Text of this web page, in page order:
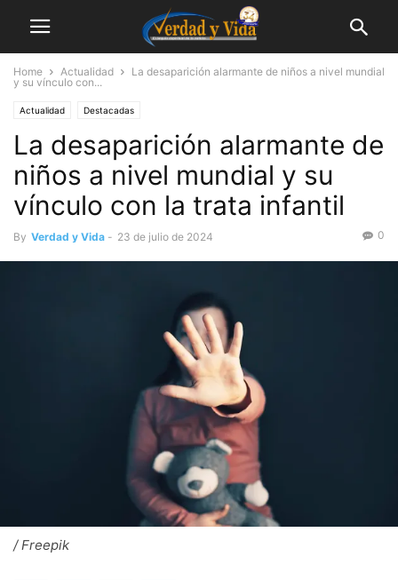
Home Actualidad
La desaparición alarmante de niños a nivel mundial
y su vínculo con...
Actualidad Destacadas
La desaparición alarmante de
niños a nivel mundial y su
vínculo con la trata infantil
By Verdad y Vida - 23 de julio de 2024 0
/ Freepik